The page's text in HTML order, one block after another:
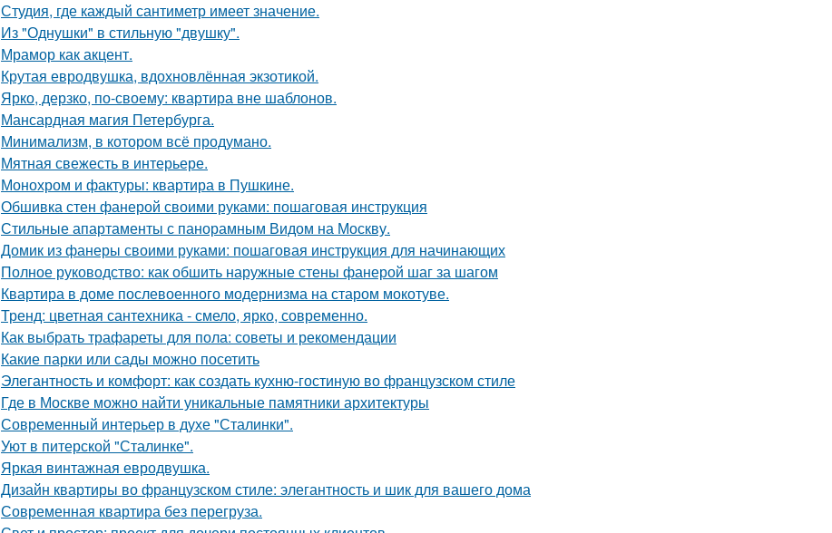
Студия, где каждый сантиметр имеет значение.
Из "Однушки" в стильную "двушку".
Мрамор как акцент.
Крутая евродвушка, вдохновлённая экзотикой.
Ярко, дерзко, по-своему: квартира вне шаблонов.
Мансардная магия Петербурга.
Минимализм, в котором всё продумано.
Мятная свежесть в интерьере.
Монохром и фактуры: квартира в Пушкине.
Обшивка стен фанерой своими руками: пошаговая инструкция
Стильные апартаменты с панорамным Видом на Москву.
Домик из фанеры своими руками: пошаговая инструкция для начинающих
Полное руководство: как обшить наружные стены фанерой шаг за шагом
Квартира в доме послевоенного модернизма на старом мокотуве.
Тренд: цветная сантехника - смело, ярко, современно.
Как выбрать трафареты для пола: советы и рекомендации
Какие парки или сады можно посетить
Элегантность и комфорт: как создать кухню-гостиную во французском стиле
Где в Москве можно найти уникальные памятники архитектуры
Современный интерьер в духе "Сталинки".
Уют в питерской "Сталинке".
Яркая винтажная евродвушка.
Дизайн квартиры во французском стиле: элегантность и шик для вашего дома
Современная квартира без перегруза.